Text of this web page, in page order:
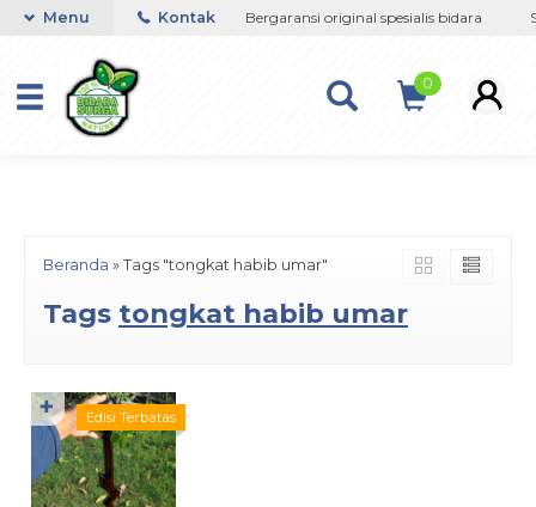
google-site-
atasi gangguan jin sihir Bergaransi original spesialis bidara
Menu Kontak
0
Beranda » Tags "tongkat habib umar"
Tags tongkat habib umar
Edisi Terbatas
✚